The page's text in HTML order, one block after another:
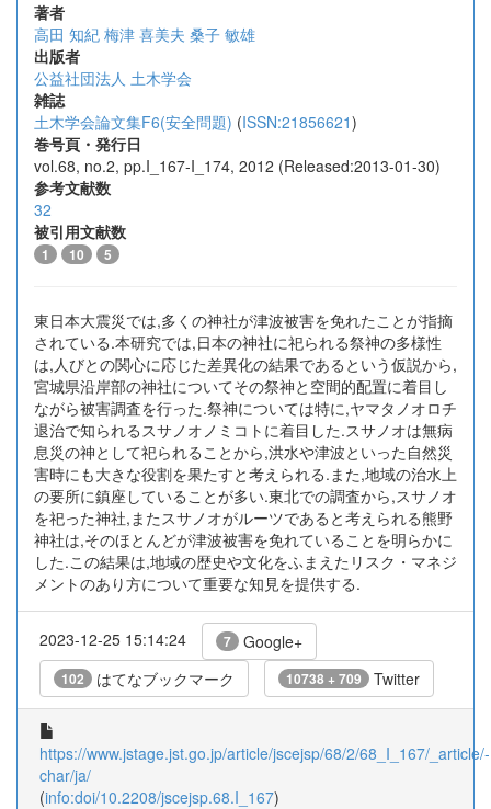
著者
高田 知紀 梅津 喜美夫 桑子 敏雄
出版者
公益社団法人 土木学会
雑誌
土木学会論文集F6(安全問題) (ISSN:21856621)
巻号頁・発行日
vol.68, no.2, pp.I_167-I_174, 2012 (Released:2013-01-30)
参考文献数
32
被引用文献数
1 10 5
東日本大震災では,多くの神社が津波被害を免れたことが指摘
されている.本研究では,日本の神社に祀られる祭神の多様性
は,人びとの関心に応じた差異化の結果であるという仮説から,
宮城県沿岸部の神社についてその祭神と空間的配置に着目し
ながら被害調査を行った.祭神については特に,ヤマタノオロチ
退治で知られるスサノオノミコトに着目した.スサノオは無病
息災の神として祀られることから,洪水や津波といった自然災
害時にも大きな役割を果たすと考えられる.また,地域の治水上
の要所に鎮座していることが多い.東北での調査から,スサノオ
を祀った神社,またスサノオがルーツであると考えられる熊野
神社は,そのほとんどが津波被害を免れていることを明らかに
した.この結果は,地域の歴史や文化をふまえたリスク・マネジ
メントのあり方について重要な知見を提供する.
2023-12-25 15:14:24 7 Google+
102 はてなブックマーク 10738 + 709 Twitter
https://www.jstage.jst.go.jp/article/jscejsp/68/2/68_I_167/_article/-
char/ja/
(info:doi/10.2208/jscejsp.68.I_167)